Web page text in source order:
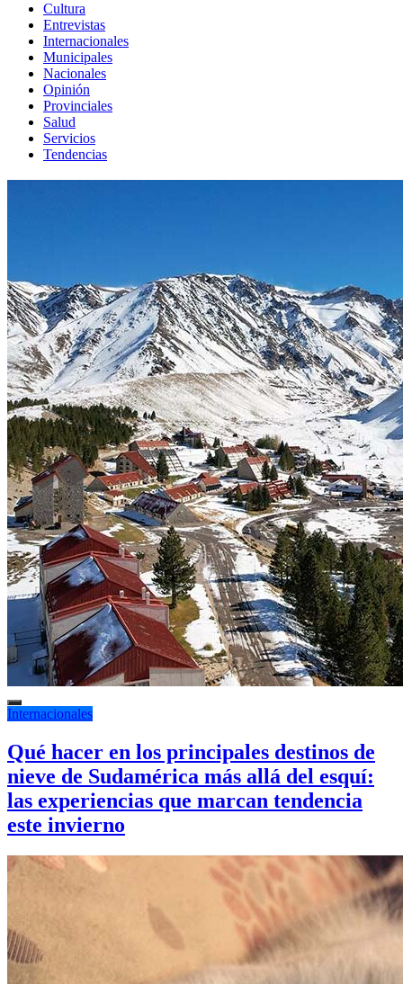
Cultura
Entrevistas
Internacionales
Municipales
Nacionales
Opinión
Provinciales
Salud
Servicios
Tendencias
Internacionales
Qué hacer en los principales destinos de
nieve de Sudamérica más allá del esquí:
las experiencias que marcan tendencia
este invierno